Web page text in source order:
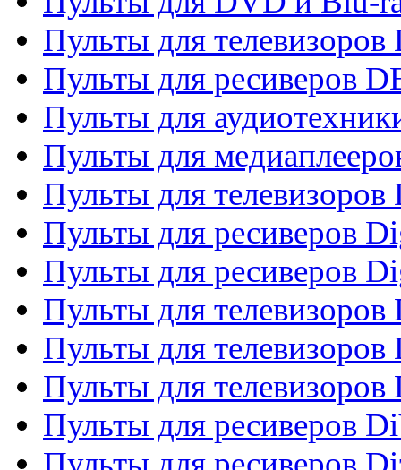
Пульты для телевизоров
Пульты для ресиверов
Пульты для
Пульты для
Пульты для телевизоров
Пульты для ресиверов
Пульты для ресиверов
Пульты для
Пульты для
Пульты для телевизоров
Пульты для ресиверов